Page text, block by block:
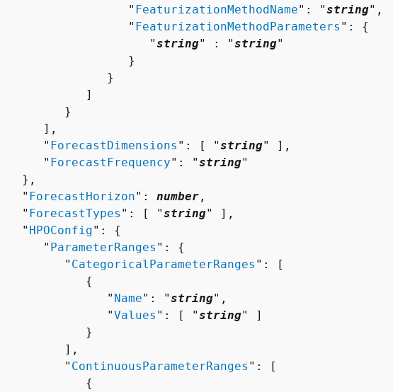
                  "
FeaturizationMethodName": "string",
                  "
FeaturizationMethodParameters ": {
                     "
string" : "string"
                  }
               }
            ]
         }
      ],
      "
ForecastDimensions ": [ "string" ],
      "
ForecastFrequency": "string"
   },
   "
ForecastHorizon": number ,
   "
ForecastTypes ": [ "string" ],
   "
HPOConfig": {
      "
ParameterRanges ": {
         "
CategoricalParameterRanges ": [
{
               "
Name": "string",
               "
Values ": [ "string" ]
            }
         ],
         "
ContinuousParameterRanges ": [
{